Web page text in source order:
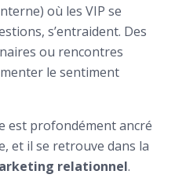
où les VIP se
s’entraident. Des
ou rencontres
le sentiment
est profondément ancré
et il se retrouve dans la
relationnel.